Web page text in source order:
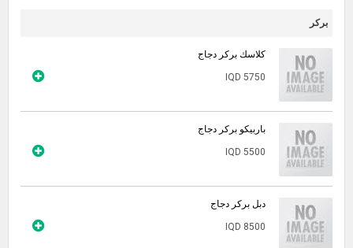
بركر
كلاسك بركر دجاج
IQD 5750
باربيكو بركر دجاج
IQD 5500
دبل بركر دجاج
IQD 8500